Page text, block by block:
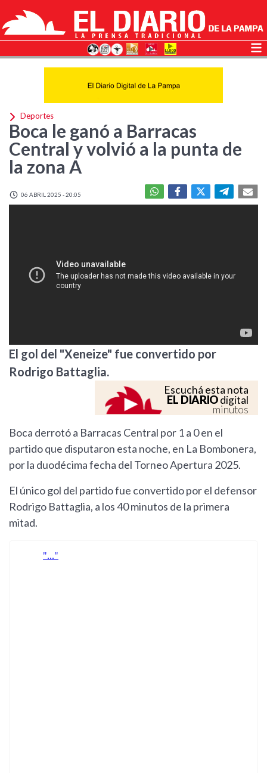
Deportes
Boca le ganó a Barracas
Central y volvió a la punta de
la zona A
06 ABRIL 2025 - 20:05
El gol del "Xeneize" fue convertido por
Rodrigo Battaglia.
Escuchá esta nota
EL DIARIOdigital
minutos
Boca derrotó a Barracas Central por 1 a 0 en el
partido que disputaron esta noche, en La Bombonera,
por la duodécima fecha del Torneo Apertura 2025.
El único gol del partido fue convertido por el defensor
Rodrigo Battaglia, a los 40 minutos de la primera
mitad.